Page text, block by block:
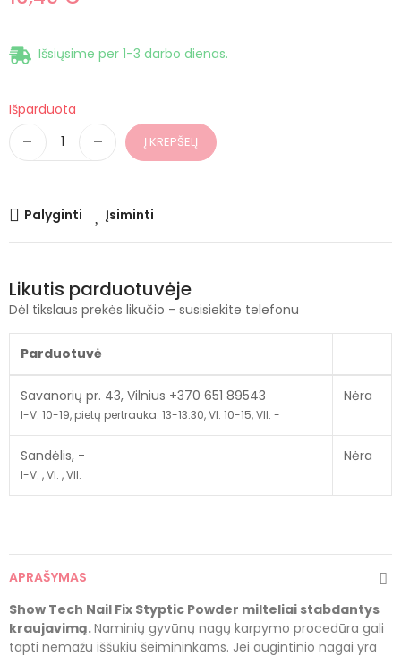
Išsiųsime per 1-3 darbo dienas.
Išparduota
Į KREPŠELĮ
Palyginti Įsiminti
Likutis parduotuvėje
Dėl tikslaus prekės likučio - susisiekite telefonu
Parduotuvė
Savanorių pr. 43, Vilnius +370 651 89543
I-V: 10-19, pietų pertrauka: 13-13:30, VI: 10-15, VII: -
Nėra
Sandėlis, -
I-V: , VI: , VII:
Nėra
APRAŠYMAS
Show Tech Nail Fix Styptic Powder milteliai stabdantys
kraujavimą.Naminių gyvūnų nagų karpymo procedūra gali
tapti nemažu iššūkiu šeimininkams. Jei augintinio nagai yra